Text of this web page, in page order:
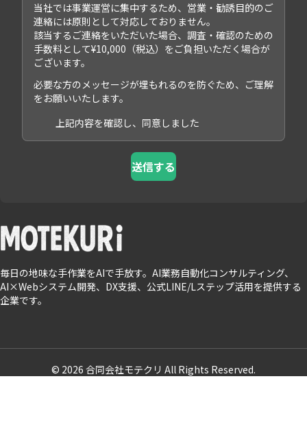
当社では事業運営に集中するため、営業・勧誘目的のご
連絡には原則として対応しておりません。
該当するご連絡をいただいた場合、調査・確認のための
手数料として¥10,000（税込）をご負担いただく場合が
ございます。
必要な方のメッセージが埋もれるのを防ぐため、ご理解
をお願いいたします。
上記内容を確認し、同意しました
送信する
毎日の地味な手作業をAIで手放す。AI業務自動化コンサルティング、
AI×Webシステム開発、DX支援、公式LINE/Lステップ活用を提供する
企業です。
© 2026 合同会社モテクリ All Rights Reserved.